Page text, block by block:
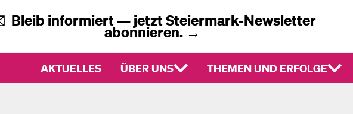
Bleib informiert — jetztSteiermark-Newsletter
abonnieren.→
AKTUELLES ÜBER UNS THEMEN UND ERFOLGE